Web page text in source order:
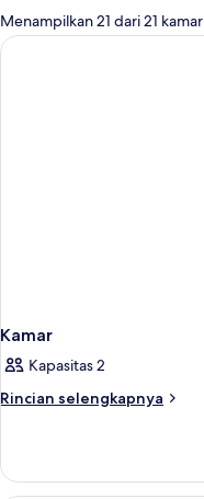
untuk
kamar
Menampilkan 21 dari 21 kamar
Kamar
Kapasitas 2
Rincian selengkapnya
Rincian
Kamar